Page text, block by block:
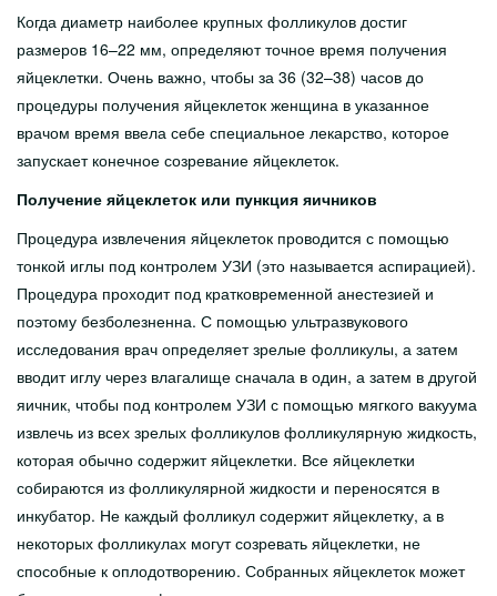
Когда диаметр наиболее крупных фолликулов достиг
размеров 16–22 мм, определяют точное время получения
яйцеклетки. Очень важно, чтобы за 36 (32–38) часов до
процедуры получения яйцеклеток женщина в указанное
врачом время ввела себе специальное лекарство, которое
запускает конечное созревание яйцеклеток.
Получение яйцеклеток или пункция яичников
Процедура извлечения яйцеклеток проводится с помощью
тонкой иглы под контролем УЗИ (это называется аспирацией).
Процедура проходит под кратковременной анестезией и
поэтому безболезненна. С помощью ультразвукового
исследования врач определяет зрелые фолликулы, а затем
вводит иглу через влагалище сначала в один, а затем в другой
яичник, чтобы под контролем УЗИ с помощью мягкого вакуума
извлечь из всех зрелых фолликулов фолликулярную жидкость,
которая обычно содержит яйцеклетки. Все яйцеклетки
собираются из фолликулярной жидкости и переносятся в
инкубатор. Не каждый фолликул содержит яйцеклетку, а в
некоторых фолликулах могут созревать яйцеклетки, не
способные к оплодотворению. Собранных яйцеклеток может